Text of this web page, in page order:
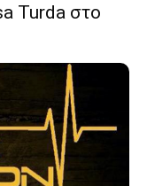
Turda στο